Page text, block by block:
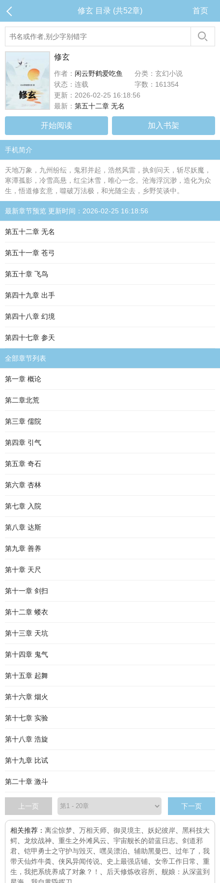
修玄 目录 (共52章) 首页
修玄
作者： 闲云野鹤爱吃鱼
分类：玄幻小说
状态：连载
字数：161354
更新：2026-02-25 16:18:56
最新： 第五十二章 无名
开始阅读 加入书架
手机简介
天地万象，九州纷纭，鬼邪并起，浩然风雷，执剑问天，斩尽妖魔，
寒潭孤影，冷雪高悬，红尘沐雪，唯心一念。沧海浮沉渺，造化为众
生，悟道修玄意，噬破万法极，和光随尘去，乡野笑谈中。
最新章节预览 更新时间：2026-02-25 16:18:56
第五十二章 无名
第五十一章 苍弓
第五十章 飞鸟
第四十九章 出手
第四十八章 幻境
第四十七章 参天
全部章节列表
第一章 概论
第二章北荒
第三章 儒院
第四章 引气
第五章 奇石
第六章 杏林
第七章 入院
第八章 达斯
第九章 善养
第十章 天尺
第十一章 剑扫
第十二章 蝼衣
第十三章 天坑
第十四章 鬼气
第十五章 起舞
第十六章 烟火
第十七章 实验
第十八章 浩旋
第十九章 比试
第二十章 激斗
上一页 下一页
相关推荐： 离尘惊梦 万相天师 御灵境主 妖妃彼岸
黑科技大
鳄
龙纹战神 重生之外滩风云 宇宙舰长的碧蓝日志
剑道邪
君
铠甲勇士之守护与毁灭 嘿吴漂泊 辅助黑曼巴
过年了，我
带天仙炸牛粪
侠风异闻传说 史上最强店铺 女帝工作日常
重
生，我把系统养成了对象？！
后天修炼收容所
舰娘：从深蓝到